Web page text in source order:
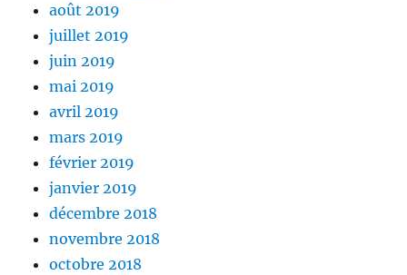
août 2019
juillet 2019
juin 2019
mai 2019
avril 2019
mars 2019
février 2019
janvier 2019
décembre 2018
novembre 2018
octobre 2018